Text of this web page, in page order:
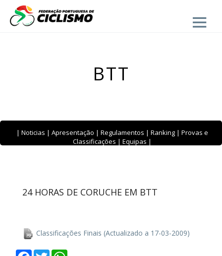
Close
BTT
| Noticias | Apresentação | Regulamentos | Ranking | Provas e
Classificações | Equipas |
24 HORAS DE CORUCHE EM BTT
Classificações Finais (Actualizado a 17-03-2009)
Facebook
Twitter